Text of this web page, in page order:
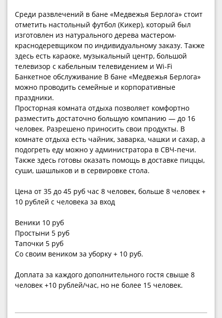
Среди развлечений в бане «Медвежья Берлога» стоит
отметить настольный футбол (Кикер), который был
изготовлен из натурального дерева мастером-
краснодеревщиком по индивидуальному заказу. Также
здесь есть караоке, музыкальный центр, большой
телевизор с кабельным телевидением и Wi-Fi
Банкетное обслуживание В бане «Медвежья Берлога»
можно проводить семейные и корпоративные
праздники.
Просторная комната отдыха позволяет комфортно
разместить достаточно большую компанию — до 16
человек. Разрешено приносить свои продукты. В
комнате отдыха есть чайник, заварка, чашки и сахар, а
подогреть еду можно у администратора в СВЧ-печи.
Также здесь готовы оказать помощь в доставке пиццы,
суши, шашлыков и в сервировке стола.
Цена от 35 до 45 руб час 8 человек, больше 8 человек +
10 рублей с человека за вход
Веники 10 руб
Простыни 5 руб
Тапочки 5 руб
Со своим веником за уборку + 10 руб.
Доплата за каждого дополнительного гостя свыше 8
человек +10 рублей/час, но не более 15 человек.